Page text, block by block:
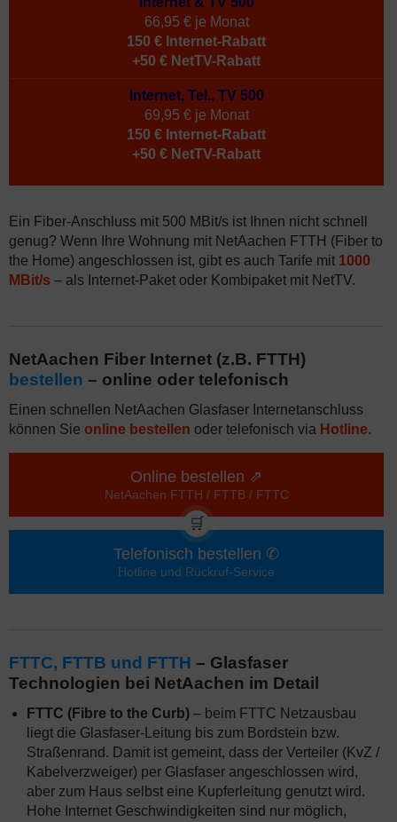
66,95 € je Monat
150 € Internet-Rabatt
+50 € NetTV-Rabatt
Internet, Tel., TV 500
69,95 € je Monat
150 € Internet-Rabatt
+50 € NetTV-Rabatt
Ein Fiber-Anschluss mit 500 MBit/s ist Ihnen nicht schnell
genug? Wenn Ihre Wohnung mit NetAachen FTTH (Fiber to
the Home) angeschlossen ist, gibt es auch Tarife mit 1000
MBit/s – als Internet-Paket oder Kombipaket mit NetTV.
NetAachen Fiber Internet (z.B. FTTH)
bestellen – online oder telefonisch
Einen schnellen NetAachen Glasfaser Internetanschluss
können Sie online bestellen oder telefonisch via Hotline.
Online bestellen ⇗
NetAachen FTTH / FTTB / FTTC
🛒
Telefonisch bestellen ✆
Hotline und Rückruf-Service
FTTC, FTTB und FTTH – Glasfaser
Technologien bei NetAachen im Detail
FTTC (Fibre to the Curb) – beim FTTC Netzausbau
liegt die Glasfaser-Leitung bis zum Bordstein bzw.
Straßenrand. Damit ist gemeint, dass der Verteiler (KvZ /
Kabelverzweiger) per Glasfaser angeschlossen wird,
aber zum Haus selbst eine Kupferleitung genutzt wird.
Hohe Internet Geschwindigkeiten sind nur möglich,